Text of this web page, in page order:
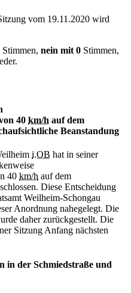
vom 19.11.2020 wird
Stimmen, nein mit 0 Stimmen,
40 km/h auf dem
Beanstandung
i.OB hat in seiner
40 km/h auf dem
Diese Entscheidung
Weilheim-Schongau
Anordnung nahegelegt. Die
daher zurückgestellt. Die
Sitzung Anfang nächsten
in der Schmiedstraße und